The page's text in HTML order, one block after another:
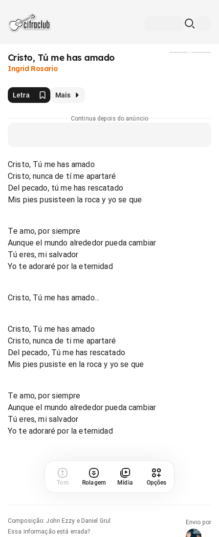
Cristo, Tú me has amado
Ingrid Rosario
Letra Mais
Continua depois do anúncio
Cristo, Tú me has amado
Cristo, nunca de tí me apartaré
Del pecado, tú me has rescatado
Mis pies pusisteen la roca y yo se que
Te amo, por siempre
Aunque el mundo alrededor pueda cambiar
Tú eres, mi salvador
Yo te adoraré por la eternidad
Cristo, Tú me has amado...
Cristo, Tú me has amado
Cristo, nunca de ti me apartaré
Del pecado, Tú me has rescatado
Mis pies pusiste en la roca y yo se que
Te amo, por siempre
Aunque el mundo alrededor pueda cambiar
Tú eres, mi salvador
Yo te adoraré por la eternidad
Tom Rolagem Mídia Opções
Composição: John Ezzy e Daniel Grul
Essa informação está errada?
Envio por